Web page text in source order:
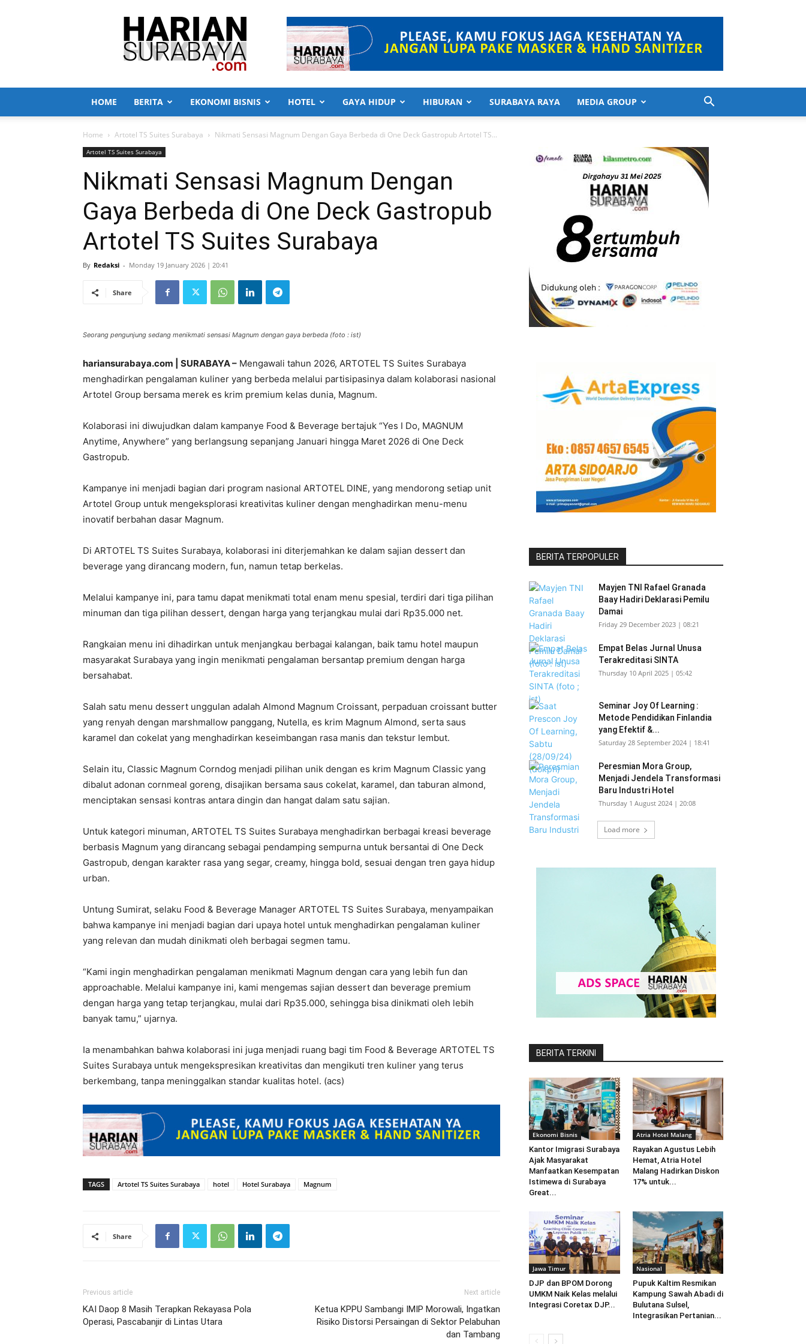
Harian
Surabaya
HOME BERITA EKONOMI BISNIS HOTEL GAYA HIDUP HIBURAN SURABAYA RAYA MEDIA GROUP
Home Artotel TS Suites Surabaya Nikmati Sensasi Magnum Dengan Gaya Berbeda di One Deck Gastropub Artotel TS...
Artotel TS Suites Surabaya
Nikmati Sensasi Magnum Dengan
Gaya Berbeda di One Deck Gastropub
Artotel TS Suites Surabaya
By Redaksi - Monday 19 January 2026 | 20:41
Share
Seorang pengunjung sedang menikmati sensasi Magnum dengan gaya berbeda (foto : ist)
hariansurabaya.com | SURABAYA – Mengawali tahun 2026, ARTOTEL TS Suites Surabaya
menghadirkan pengalaman kuliner yang berbeda melalui partisipasinya dalam kolaborasi nasional
Artotel Group bersama merek es krim premium kelas dunia, Magnum.
Kolaborasi ini diwujudkan dalam kampanye Food & Beverage bertajuk “Yes I Do, MAGNUM
Anytime, Anywhere” yang berlangsung sepanjang Januari hingga Maret 2026 di One Deck
Gastropub.
Kampanye ini menjadi bagian dari program nasional ARTOTEL DINE, yang mendorong setiap unit
Artotel Group untuk mengeksplorasi kreativitas kuliner dengan menghadirkan menu-menu
inovatif berbahan dasar Magnum.
Di ARTOTEL TS Suites Surabaya, kolaborasi ini diterjemahkan ke dalam sajian dessert dan
beverage yang dirancang modern, fun, namun tetap berkelas.
Melalui kampanye ini, para tamu dapat menikmati total enam menu spesial, terdiri dari tiga pilihan
minuman dan tiga pilihan dessert, dengan harga yang terjangkau mulai dari Rp35.000 net.
Rangkaian menu ini dihadirkan untuk menjangkau berbagai kalangan, baik tamu hotel maupun
masyarakat Surabaya yang ingin menikmati pengalaman bersantap premium dengan harga
bersahabat.
Salah satu menu dessert unggulan adalah Almond Magnum Croissant, perpaduan croissant butter
yang renyah dengan marshmallow panggang, Nutella, es krim Magnum Almond, serta saus
karamel dan cokelat yang menghadirkan keseimbangan rasa manis dan tekstur lembut.
Selain itu, Classic Magnum Corndog menjadi pilihan unik dengan es krim Magnum Classic yang
dibalut adonan cornmeal goreng, disajikan bersama saus cokelat, karamel, dan taburan almond,
menciptakan sensasi kontras antara dingin dan hangat dalam satu sajian.
Untuk kategori minuman, ARTOTEL TS Suites Surabaya menghadirkan berbagai kreasi beverage
berbasis Magnum yang dirancang sebagai pendamping sempurna untuk bersantai di One Deck
Gastropub, dengan karakter rasa yang segar, creamy, hingga bold, sesuai dengan tren gaya hidup
urban.
Untung Sumirat, selaku Food & Beverage Manager ARTOTEL TS Suites Surabaya, menyampaikan
bahwa kampanye ini menjadi bagian dari upaya hotel untuk menghadirkan pengalaman kuliner
yang relevan dan mudah dinikmati oleh berbagai segmen tamu.
“Kami ingin menghadirkan pengalaman menikmati Magnum dengan cara yang lebih fun dan
approachable. Melalui kampanye ini, kami mengemas sajian dessert dan beverage premium
dengan harga yang tetap terjangkau, mulai dari Rp35.000, sehingga bisa dinikmati oleh lebih
banyak tamu,” ujarnya.
Ia menambahkan bahwa kolaborasi ini juga menjadi ruang bagi tim Food & Beverage ARTOTEL TS
Suites Surabaya untuk mengekspresikan kreativitas dan mengikuti tren kuliner yang terus
berkembang, tanpa meninggalkan standar kualitas hotel. (acs)
TAGS Artotel TS Suites Surabaya hotel Hotel Surabaya Magnum
Share
Previous article
KAI Daop 8 Masih Terapkan Rekayasa Pola
Operasi, Pascabanjir di Lintas Utara
Next article
Ketua KPPU Sambangi IMIP Morowali, Ingatkan
Risiko Distorsi Persaingan di Sektor Pelabuhan
dan Tambang
BERITA TERPOPULER
Mayjen TNI Rafael Granada
Baay Hadiri Deklarasi Pemilu
Damai
Friday 29 December 2023 | 08:21
Empat Belas Jurnal Unusa
Terakreditasi SINTA
Thursday 10 April 2025 | 05:42
Seminar Joy Of Learning :
Metode Pendidikan Finlandia
yang Efektif &...
Saturday 28 September 2024 | 18:41
Peresmian Mora Group,
Menjadi Jendela Transformasi
Baru Industri Hotel
Thursday 1 August 2024 | 20:08
Load more
BERITA TERKINI
Ekonomi Bisnis
Kantor Imigrasi Surabaya
Ajak Masyarakat
Manfaatkan Kesempatan
Istimewa di Surabaya
Great...
Atria Hotel Malang
Rayakan Agustus Lebih
Hemat, Atria Hotel
Malang Hadirkan Diskon
17% untuk...
Jawa Timur
DJP dan BPOM Dorong
UMKM Naik Kelas melalui
Integrasi Coretax DJP...
Nasional
Pupuk Kaltim Resmikan
Kampung Sawah Abadi di
Bulutana Sulsel,
Integrasikan Pertanian...